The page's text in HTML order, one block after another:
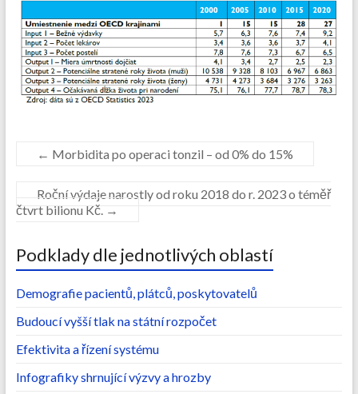
← Morbidita po operaci tonzil – od 0% do 15%
Roční výdaje narostly od roku 2018 do r. 2023 o téměř
čtvrt bilionu Kč. →
Podklady dle jednotlivých oblastí
Demografie pacientů, plátců, poskytovatelů
Budoucí vyšší tlak na státní rozpočet
Efektivita a řízení systému
Infografiky shrnující výzvy a hrozby